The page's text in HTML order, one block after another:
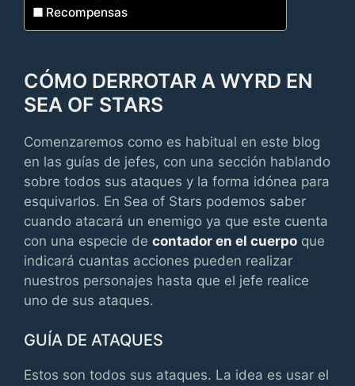
Recompensas
CÓMO DERROTAR A WYRD EN
SEA OF STARS
Comenzaremos como es habitual en este blog
en las guías de jefes, con una sección hablando
sobre todos sus ataques y la forma idónea para
esquivarlos. En Sea of Stars podemos saber
cuando atacará un enemigo ya que este cuenta
con una especie de contador en el cuerpo que
indicará cuantas acciones pueden realizar
nuestros personajes hasta que el jefe realice
uno de sus ataques.
GUÍA DE ATAQUES
Estos son todos sus ataques. La idea es usar el